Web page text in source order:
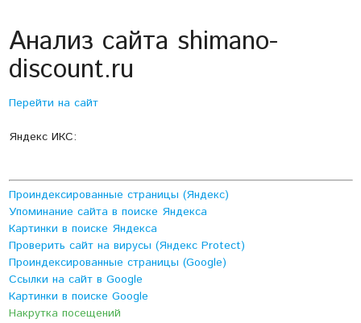
Анализ сайта shimano-
discount.ru
Перейти на сайт
Яндекс ИКС:
Проиндексированные страницы (Яндекс)
Упоминание сайта в поиске Яндекса
Картинки в поиске Яндекса
Проверить сайт на вирусы (Яндекс Protect)
Проиндексированные страницы (Google)
Ссылки на сайт в Google
Картинки в поиске Google
Накрутка посещений